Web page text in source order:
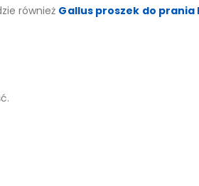
również Gallus proszek do prania